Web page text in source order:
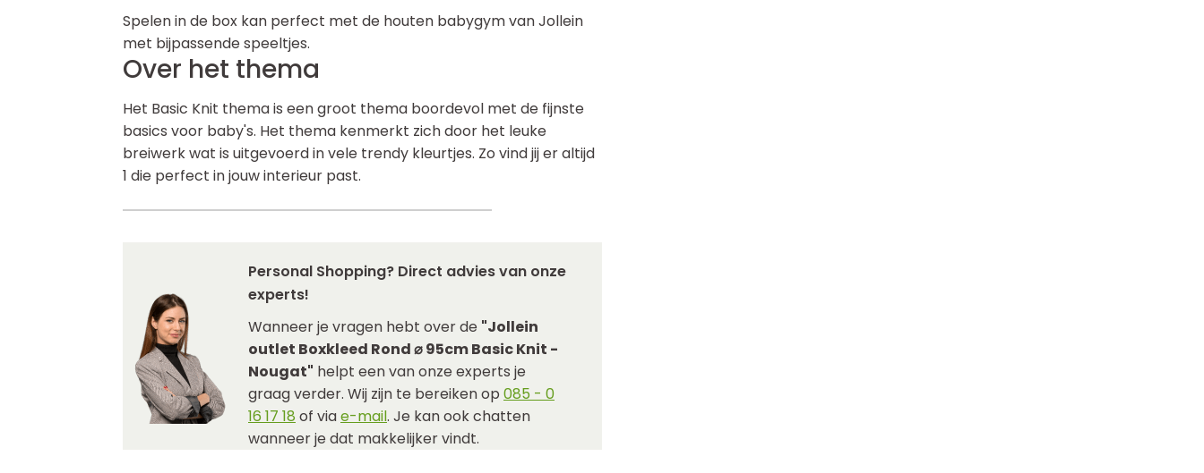
Spelen in de box kan perfect met de houten babygym van Jollein
met bijpassende speeltjes.
Over het thema
Het Basic Knit thema is een groot thema boordevol met de fijnste
basics voor baby's. Het thema kenmerkt zich door het leuke
breiwerk wat is uitgevoerd in vele trendy kleurtjes. Zo vind jij er altijd
1 die perfect in jouw interieur past.
Personal Shopping? Direct advies van onze
experts!
Wanneer je vragen hebt over de "Jollein
outlet Boxkleed Rond ⌀ 95cm Basic Knit -
Nougat" helpt een van onze experts je
graag verder. Wij zijn te bereiken op 085 - 0
16 17 18 of viae-mail. Je kan ook chatten
wanneer je dat makkelijker vindt.